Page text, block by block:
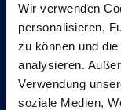
Wir verwenden
personalisieren,
zu können und
analysieren.
Verwendung
soziale Medien,
Continia